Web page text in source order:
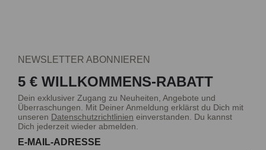
NEWSLETTER ABONNIEREN
5 € WILLKOMMENS-RABATT
Dein exklusiver Zugang zu Neuheiten, Angebote und
Überraschungen. Mit Deiner Anmeldung erklärst du Dich mit
unseren Datenschutzrichtlinien einverstanden. Du kannst
Dich jederzeit wieder abmelden.
E-MAIL-ADRESSE